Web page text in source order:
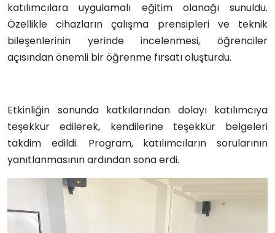
katılımcılara uygulamalı eğitim olanağı sunuldu.
Özellikle cihazların çalışma prensipleri ve teknik
bileşenlerinin yerinde incelenmesi, öğrenciler
açısından önemli bir öğrenme fırsatı oluşturdu.
Etkinliğin sonunda katkılarından dolayı katılımcıya
teşekkür edilerek, kendilerine teşekkür belgeleri
takdim edildi. Program, katılımcıların sorularının
yanıtlanmasının ardından sona erdi.